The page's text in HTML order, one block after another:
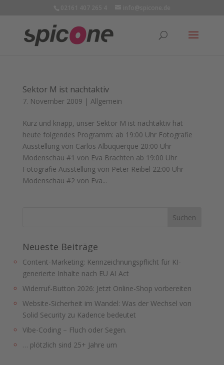
Sektor M ist nachtaktiv
7. November 2009 | Allgemein
Kurz und knapp, unser Sektor M ist nachtaktiv hat
heute folgendes Programm: ab 19:00 Uhr Fotografie
Ausstellung von Carlos Albuquerque 20:00 Uhr
Modenschau #1 von Eva Brachten ab 19:00 Uhr
Fotografie Ausstellung von Peter Reibel 22:00 Uhr
Modenschau #2 von Eva...
Neueste Beiträge
Content-Marketing: Kennzeichnungspflicht für KI-
generierte Inhalte nach EU AI Act
Widerruf-Button 2026: Jetzt Online-Shop vorbereiten
Website-Sicherheit im Wandel: Was der Wechsel von
Solid Security zu Kadence bedeutet
Vibe-Coding – Fluch oder Segen.
… plötzlich sind 25+ Jahre um